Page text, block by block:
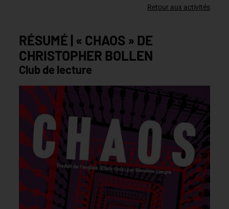
Retour aux activités
RÉSUMÉ | « CHAOS » DE
CHRISTOPHER BOLLEN
Club de lecture